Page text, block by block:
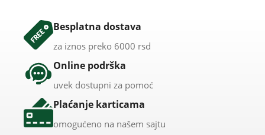
Besplatna dostava
za iznos preko 6000 rsd
Online podrška
uvek dostupni za pomoć
Plaćanje karticama
omogućeno na našem sajtu